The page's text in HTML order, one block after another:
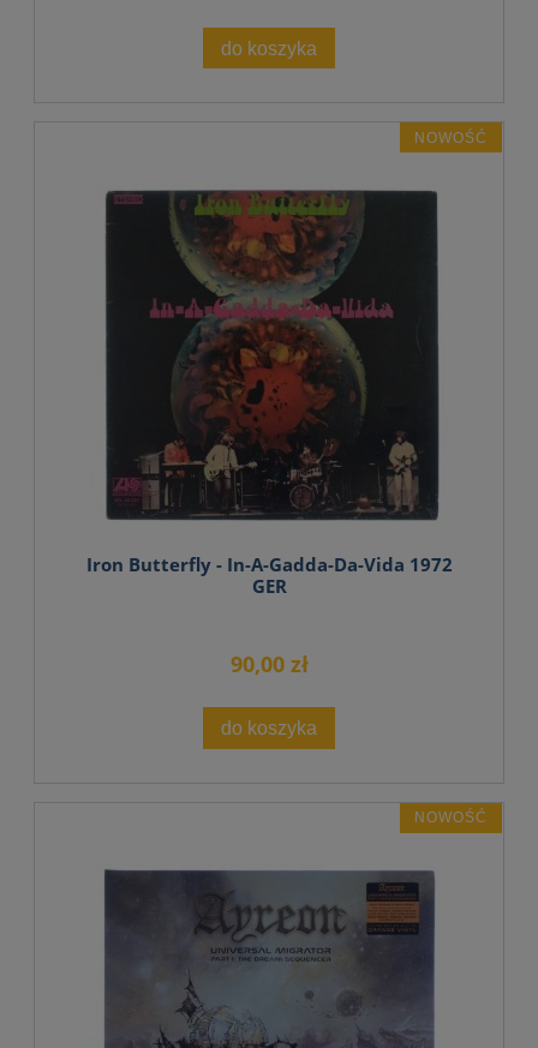
do koszyka
Iron Butterfly - In-A-Gadda-Da-Vida 1972
GER
90,00 zł
do koszyka
NOWOŚĆ
NOWOŚĆ